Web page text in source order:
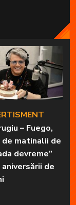
– Fuego,
de matinalii de
devreme”
de